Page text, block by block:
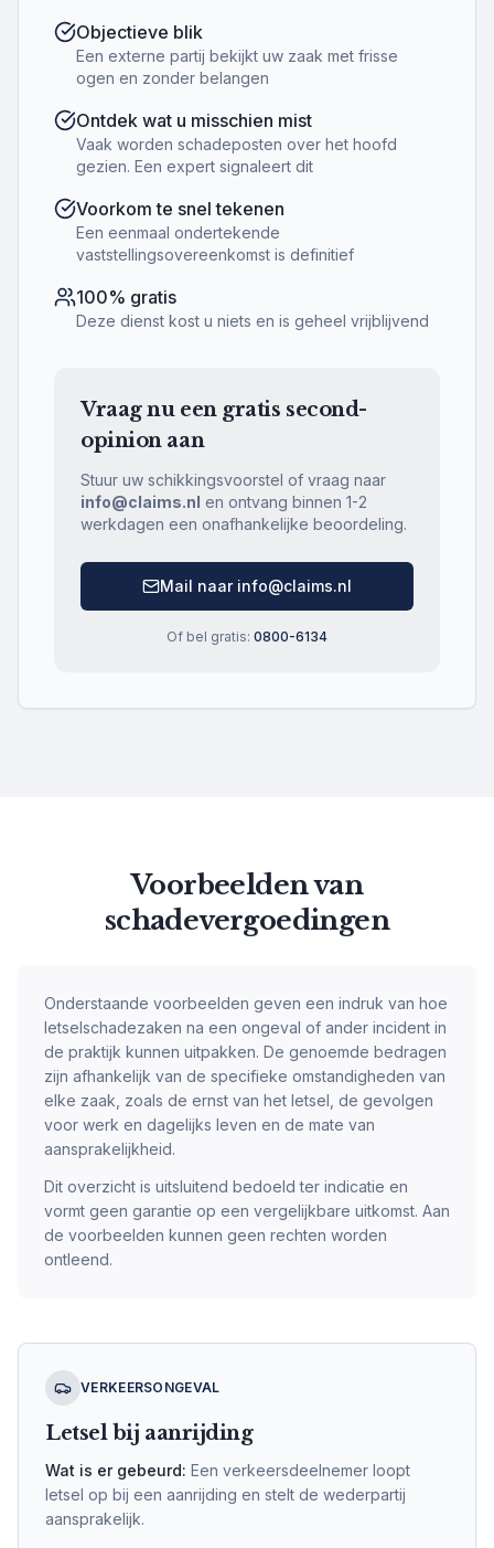
Objectieve blik
Een externe partij bekijkt uw zaak met frisse
ogen en zonder belangen
Ontdek wat u misschien mist
Vaak worden schadeposten over het hoofd
gezien. Een expert signaleert dit
Voorkom te snel tekenen
Een eenmaal ondertekende
vaststellingsovereenkomst is definitief
100% gratis
Deze dienst kost u niets en is geheel vrijblijvend
Vraag nu een gratis second-
opinion aan
Stuur uw schikkingsvoorstel of vraag naar
info@claims.nl en ontvang binnen 1-2
werkdagen een onafhankelijke beoordeling.
Mail naar info@claims.nl
Of bel gratis: 0800-6134
Voorbeelden van
schadevergoedingen
Onderstaande voorbeelden geven een indruk van hoe
letselschadezaken na een ongeval of ander incident in
de praktijk kunnen uitpakken. De genoemde bedragen
zijn afhankelijk van de specifieke omstandigheden van
elke zaak, zoals de ernst van het letsel, de gevolgen
voor werk en dagelijks leven en de mate van
aansprakelijkheid.
Dit overzicht is uitsluitend bedoeld ter indicatie en
vormt geen garantie op een vergelijkbare uitkomst. Aan
de voorbeelden kunnen geen rechten worden
ontleend.
VERKEERSONGEVAL
Letsel bij aanrijding
Wat is er gebeurd: Een verkeersdeelnemer loopt
letsel op bij een aanrijding en stelt de wederpartij
aansprakelijk.